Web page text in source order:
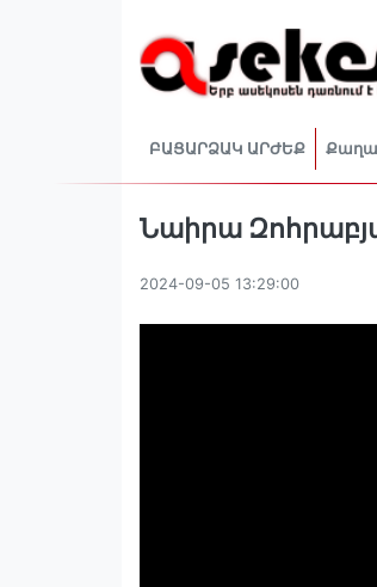
ԲԱՑԱՐՁԱԿ ԱՐԺԵՔ
Նաիրա
2024-09-05 13:29:00